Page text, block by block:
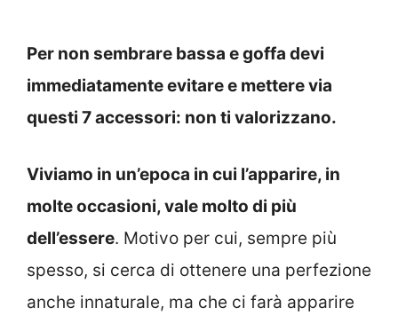
Per non sembrare bassa e goffa devi
immediatamente evitare e mettere via
questi 7 accessori: non ti valorizzano.
Viviamo in un’epoca in cui l’apparire, in
molte occasioni, vale molto di più
dell’essere. Motivo per cui, sempre più
spesso, si cerca di ottenere una perfezione
anche innaturale, ma che ci farà apparire